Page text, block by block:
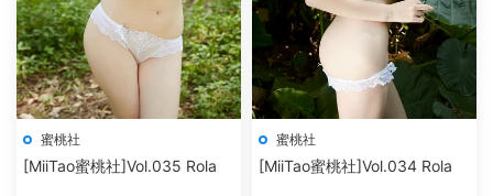
蜜桃社
[MiiTao蜜桃社]Vol.035 Rola
蜜桃社
[MiiTao蜜桃社]Vol.034 Rola